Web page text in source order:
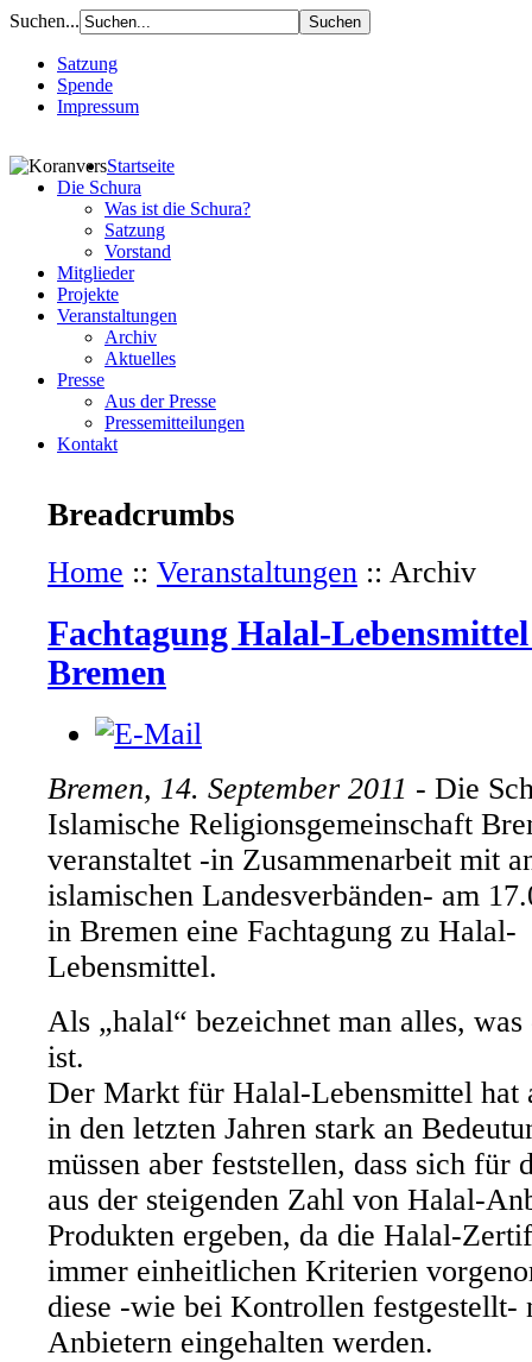
Suchen...
Satzung
Spende
Impressum
Startseite
Die Schura
Was ist die Schura?
Satzung
Vorstand
Mitglieder
Projekte
Veranstaltungen
Archiv
Aktuelles
Presse
Aus der Presse
Pressemitteilungen
Kontakt
Breadcrumbs
Home :: Veranstaltungen :: Archiv
Fachtagung Halal-
Bremen
Bremen, 14. September 2011 - Die
Islamische Religionsgemeinschaft
veranstaltet -in Zusammenarbeit mit
islamischen Landesverbänden- am
in Bremen eine Fachtagung zu Halal-
Lebensmittel.
Als „halal“ bezeichnet man alles,
ist.
Der Markt für Halal-Lebensmittel hat
in den letzten Jahren stark an
müssen aber feststellen, dass sich für
aus der steigenden Zahl von Halal-
Produkten ergeben, da die Halal-
immer einheitlichen Kriterien
diese -wie bei Kontrollen festgestellt-
Anbietern eingehalten werden.